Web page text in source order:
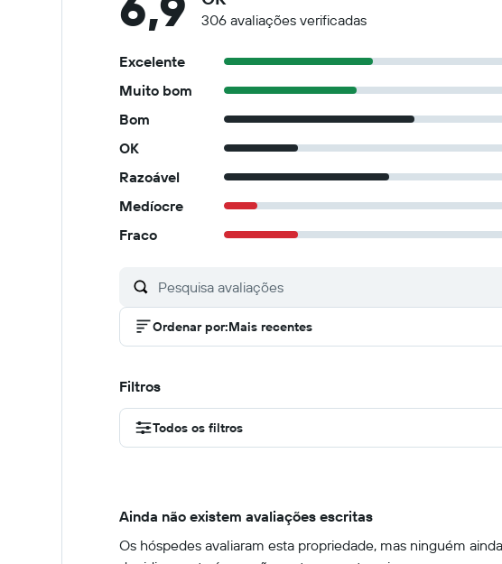
306 avaliações verificadas
Excelente
Muito bom
Bom
OK
Razoável
Medíocre
Fraco
Ordenar por:Mais recentes
Filtros
Todos os filtros
Ainda não existem avaliações escritas
Os hóspedes avaliaram esta propriedade, mas ninguém